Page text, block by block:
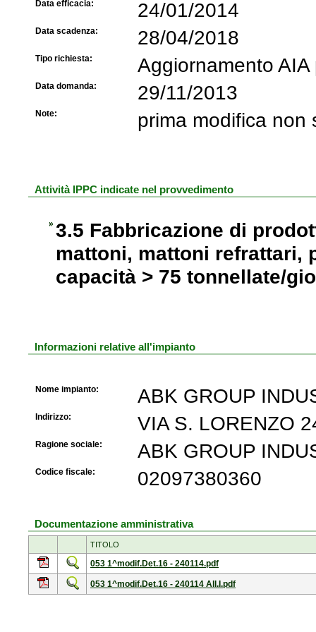
Data efficacia: 24/01/2014
Data scadenza: 28/04/2018
Tipo richiesta: Aggiornamento
Data domanda: 29/11/2013
Note: prima modifica non
Attività IPPC indicate nel provvedimento
3.5 Fabbricazione di
mattoni, mattoni refrattari,
capacità > 75 tonnellate/
Informazioni relative all'impianto
Nome impianto: ABK GROUP
Indirizzo: VIA S. LORENZO
Ragione sociale: ABK GROUP
Codice fiscale: 02097380360
Documentazione amministrativa
TITOLO
053 1^modif.Det.16 - 240114.pdf
053 1^modif.Det.16 - 240114 All.I.pdf